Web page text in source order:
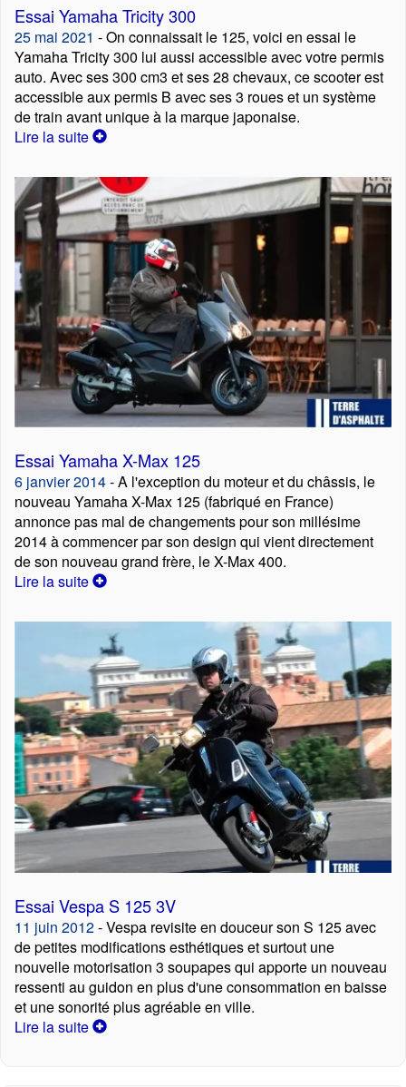
Essai Yamaha Tricity 300
25 mai 2021 - On connaissait le 125, voici en essai le
Yamaha Tricity 300 lui aussi accessible avec votre permis
auto. Avec ses 300 cm3 et ses 28 chevaux, ce scooter est
accessible aux permis B avec ses 3 roues et un système
de train avant unique à la marque japonaise.
Lire la suite
Essai Yamaha X-Max 125
6 janvier 2014- A l'exception du moteur et du châssis, le
nouveau Yamaha X-Max 125 (fabriqué en France)
annonce pas mal de changements pour son millésime
2014 à commencer par son design qui vient directement
de son nouveau grand frère, le X-Max 400.
Lire la suite
Essai Vespa S 125 3V
11 juin 2012- Vespa revisite en douceur son S 125 avec
de petites modifications esthétiques et surtout une
nouvelle motorisation 3 soupapes qui apporte un nouveau
ressenti au guidon en plus d'une consommation en baisse
et une sonorité plus agréable en ville.
Lire la suite